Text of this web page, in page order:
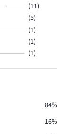
(11)
(5)
(1)
(1)
(1)
84%
16%